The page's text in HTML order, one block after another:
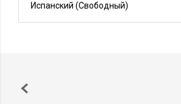
Испанский (Свободный)